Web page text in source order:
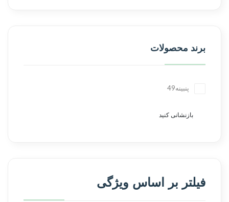
برند محصولات
پنبینه49
بازنشانی کنید
فیلتر بر اساس ویژگی